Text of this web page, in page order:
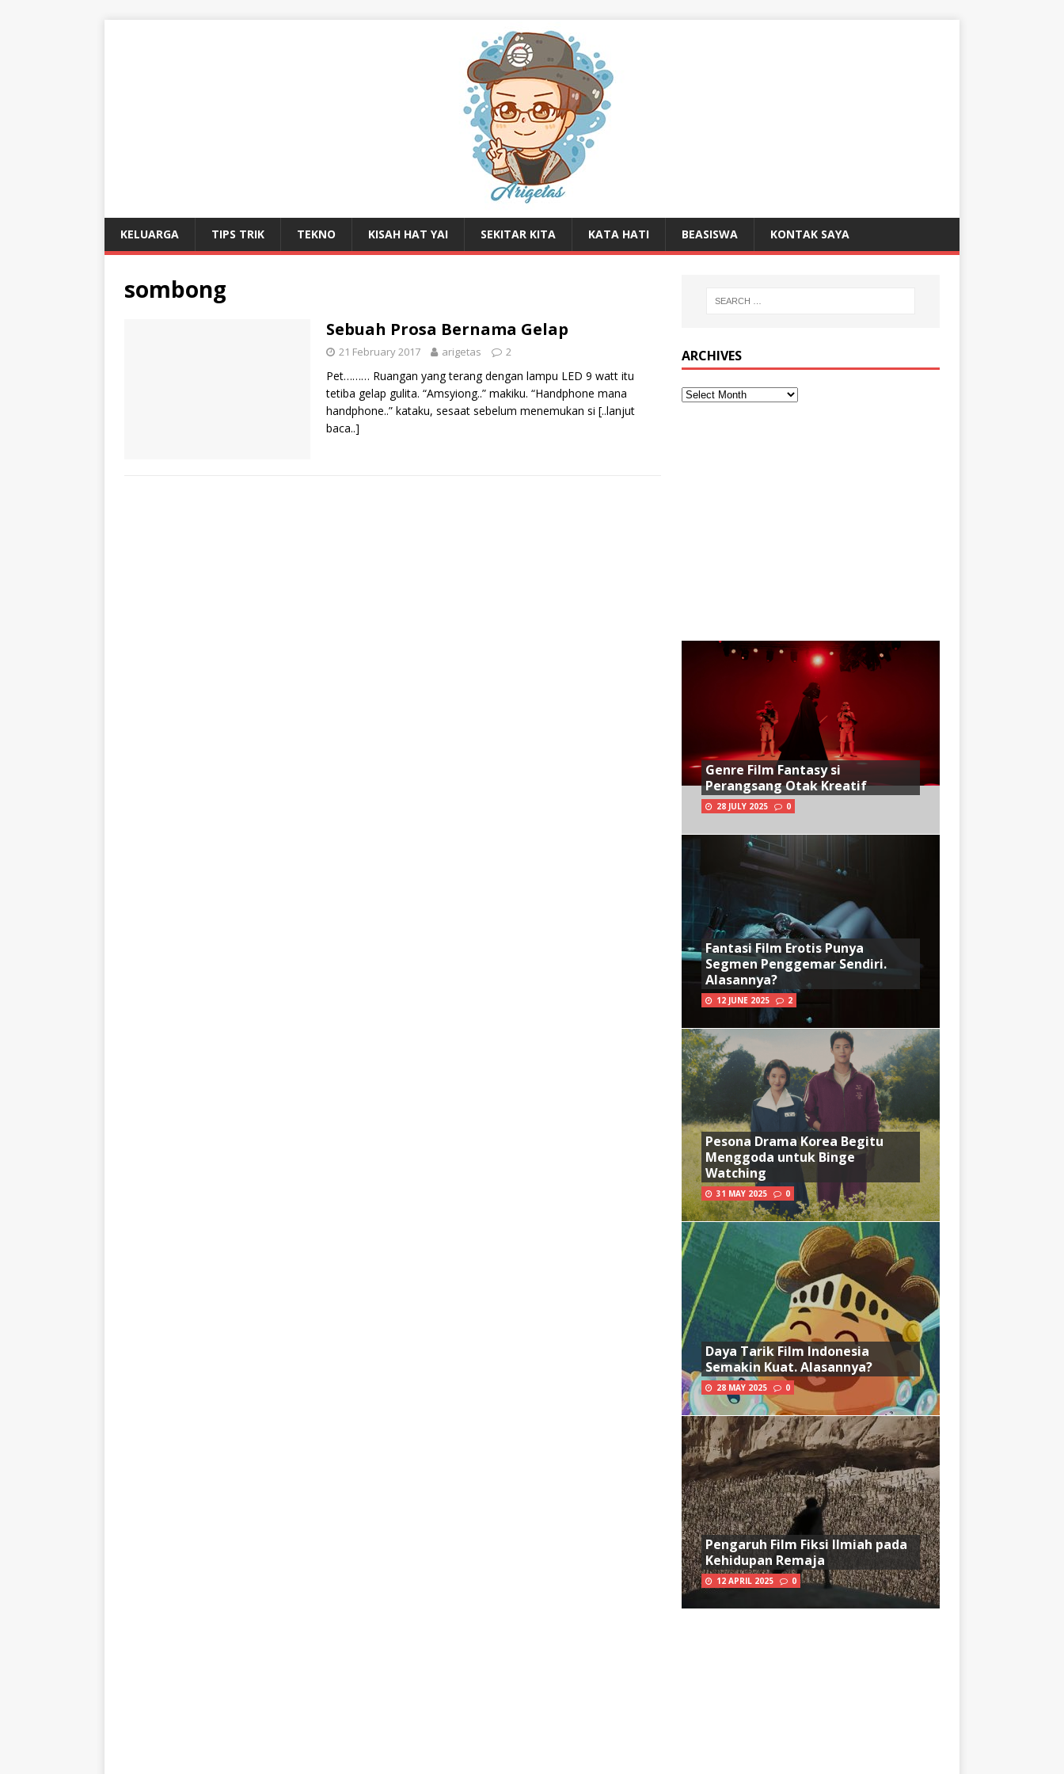
KELUARGA TIPS TRIK TEKNO KISAH HAT YAI SEKITAR KITA KATA HATI BEASISWA KONTAK SAYA
sombong
Sebuah Prosa Bernama Gelap
21 February 2017 arigetas 2
Pet……… Ruangan yang terang dengan lampu LED 9 watt itu
tetiba gelap gulita. “Amsyiong..” makiku. “Handphone mana
handphone..” kataku, sesaat sebelum menemukan si [..lanjut
baca..]
ARCHIVES
Genre Film Fantasy si
Perangsang Otak Kreatif
28 JULY 2025 0
Fantasi Film Erotis Punya
Segmen Penggemar Sendiri.
Alasannya?
12 JUNE 2025 2
Pesona Drama Korea Begitu
Menggoda untuk Binge
Watching
31 MAY 2025 0
Daya Tarik Film Indonesia
Semakin Kuat. Alasannya?
28 MAY 2025 0
Pengaruh Film Fiksi Ilmiah pada
Kehidupan Remaja
12 APRIL 2025 0